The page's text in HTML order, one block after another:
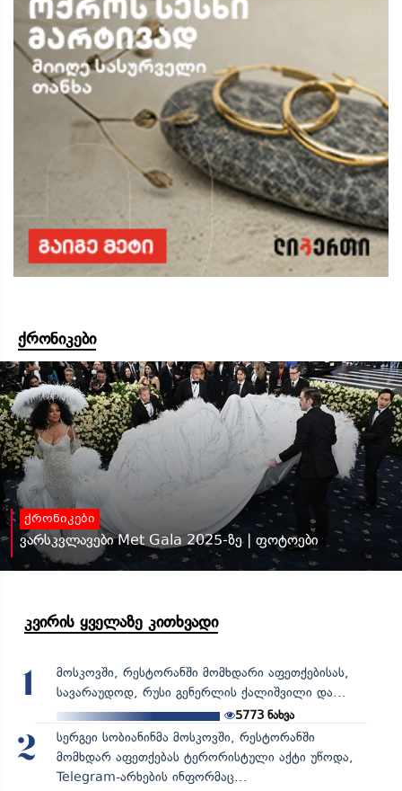
ქრონიკები
ქრონიკები
ვარსკვლავები Met Gala 2025-ზე | ფოტოები
კვირის ყველაზე კითხვადი
1
მოსკოვში, რესტორანში მომხდარი აფეთქებისას,
სავარაუდოდ, რუსი გენერლის ქალიშვილი და...
5773 ნახვა
2
სერგეი სობიანინმა მოსკოვში, რესტორანში
მომხდარ აფეთქებას ტერორისტული აქტი უწოდა,
Telegram-არხების ინფორმაც...